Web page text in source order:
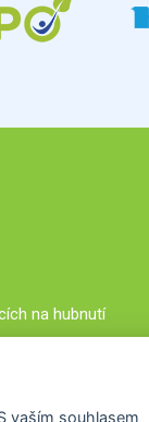
na hubnutí
vaším souhlasem